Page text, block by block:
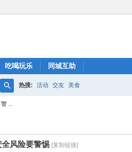
吃喝玩乐 同城互助
搜
热搜: 活动 交友 美食
...
风险要警惕 [复制链接]